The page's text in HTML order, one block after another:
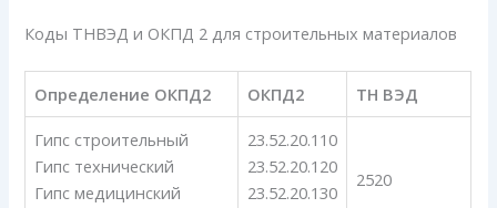
Коды ТНВЭД и ОКПД 2 для строительных материалов
Определение ОКПД2 ОКПД2 ТН ВЭД
Гипс строительный
Гипс технический
Гипс медицинский
23.52.20.110
23.52.20.120
23.52.20.130
2520